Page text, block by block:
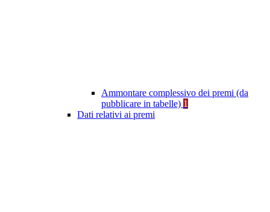
Ammontare complessivo dei premi (da
pubblicare in tabelle) 1
Dati relativi ai premi